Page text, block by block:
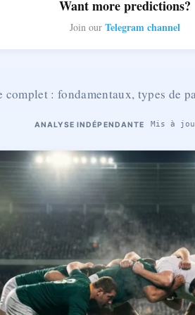
Want more predictions?
Join our Telegram channel
complet : fondamentaux, types de
ANALYSE INDÉPENDANTE Mis à